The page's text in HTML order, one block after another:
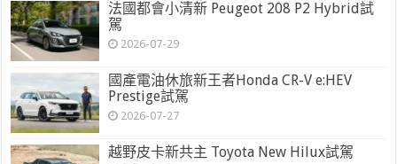
法國都會小清新 Peugeot 208 P2 Hybrid試
駕
2026-07-29
國產電油休旅新王者Honda CR-V e:HEV
Prestige試駕
2026-07-27
越野皮卡新共主 Toyota New Hilux試駕